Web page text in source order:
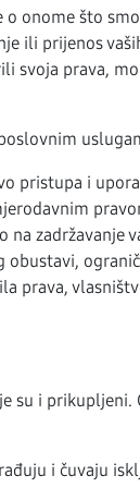
onome što
prijenos
prava,
pristupa i
prava,
su i
i čuvaju